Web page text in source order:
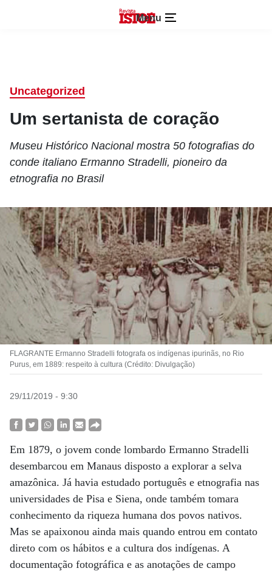
Menu
Uncategorized
Um sertanista de coração
Museu Histórico Nacional mostra 50 fotografias do
conde italiano Ermanno Stradelli, pioneiro da
etnografia no Brasil
FLAGRANTE Ermanno Stradelli fotografa os indígenas ipurinãs, no Rio
Purus, em 1889: respeito à cultura (Crédito: Divulgação)
29/11/2019 - 9:30
Em 1879, o jovem conde lombardo Ermanno Stradelli
desembarcou em Manaus disposto a explorar a selva
amazônica. Já havia estudado português e etnografia nas
universidades de Pisa e Siena, onde também tomara
conhecimento da riqueza humana dos povos nativos.
Mas se apaixonou ainda mais quando entrou em contato
direto com os hábitos e a cultura dos indígenas. A
documentação fotográfica e as anotações de campo